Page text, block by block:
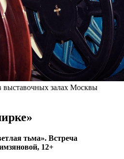
залах Москвы
тьма». Встреча
12+